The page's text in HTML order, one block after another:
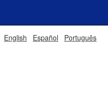
English Español Português